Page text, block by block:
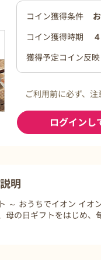
コイン獲得条件
コイン獲得時期
獲得予定コイン反映
ご利用前に必ず、注
ログインし
明
～ おうちでイオン イオ
母の日ギフトをはじめ